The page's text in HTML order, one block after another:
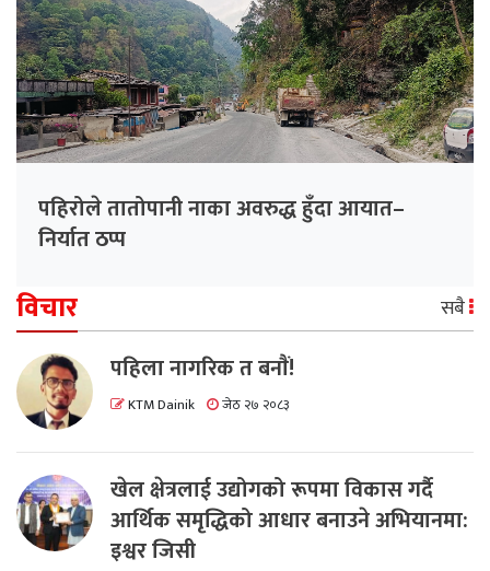
पहिरोले तातोपानी नाका अवरुद्ध हुँदा आयात–
निर्यात ठप्प
विचार सबै
पहिला नागरिक त बनाैं!
KTM Dainik जेठ २७ २०८३
खेल क्षेत्रलाई उद्योगको रूपमा विकास गर्दै
आर्थिक समृद्धिको आधार बनाउने अभियानमा:
इश्वर जिसी